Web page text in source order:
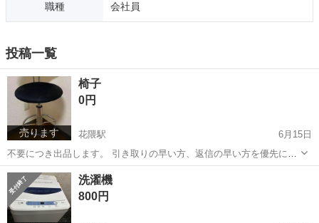
職種 会社員
投稿一覧
売ります
椅子
0円
花隈駅
6月15日
不要につき出品します。 引き取りの早い方、返信の早い方を優先にお
取引致します。
兵庫 神戸市 花隈駅
洗濯機
800円